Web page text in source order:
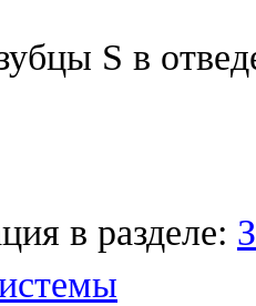
S в
в разделе: